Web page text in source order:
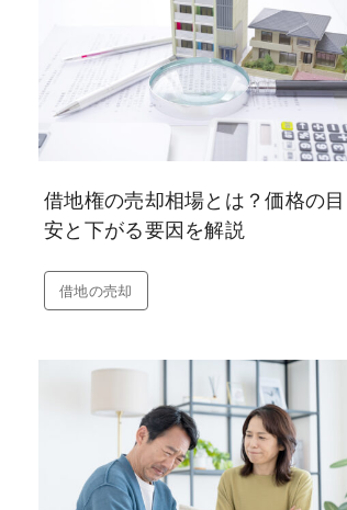
借地権の売却相場とは？価格の目
安と下がる要因を解説
借地の売却